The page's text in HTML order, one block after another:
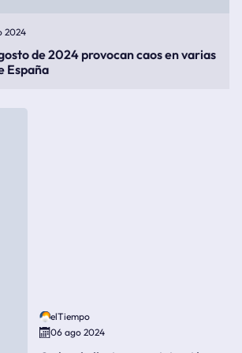
2024
de 2024 provocan caos en varias
España
elTiempo
06 ago 2024